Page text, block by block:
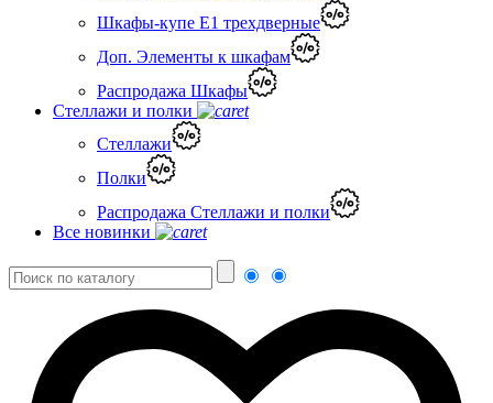
Шкафы-купе Е1 трехдверные
Доп. Элементы к шкафам
Распродажа Шкафы
Стеллажи и полки
Стеллажи
Полки
Распродажа Стеллажи и полки
Все новинки